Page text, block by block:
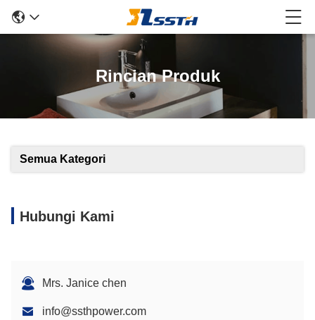
Rincian Produk
Semua Kategori
Hubungi Kami
Mrs. Janice chen
info@ssthpower.com